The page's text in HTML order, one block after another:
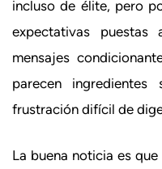
incluso de élite, pero
expectativas
mensajes
parecen
frustración difícil de
La buena noticia es